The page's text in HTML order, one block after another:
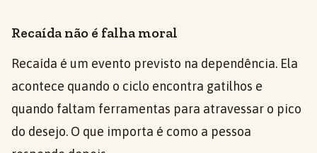
Recaída não é falha moral
Recaída é um evento previsto na dependência. Ela
acontece quando o ciclo encontra gatilhos e
quando faltam ferramentas para atravessar o pico
do desejo. O que importa é como a pessoa